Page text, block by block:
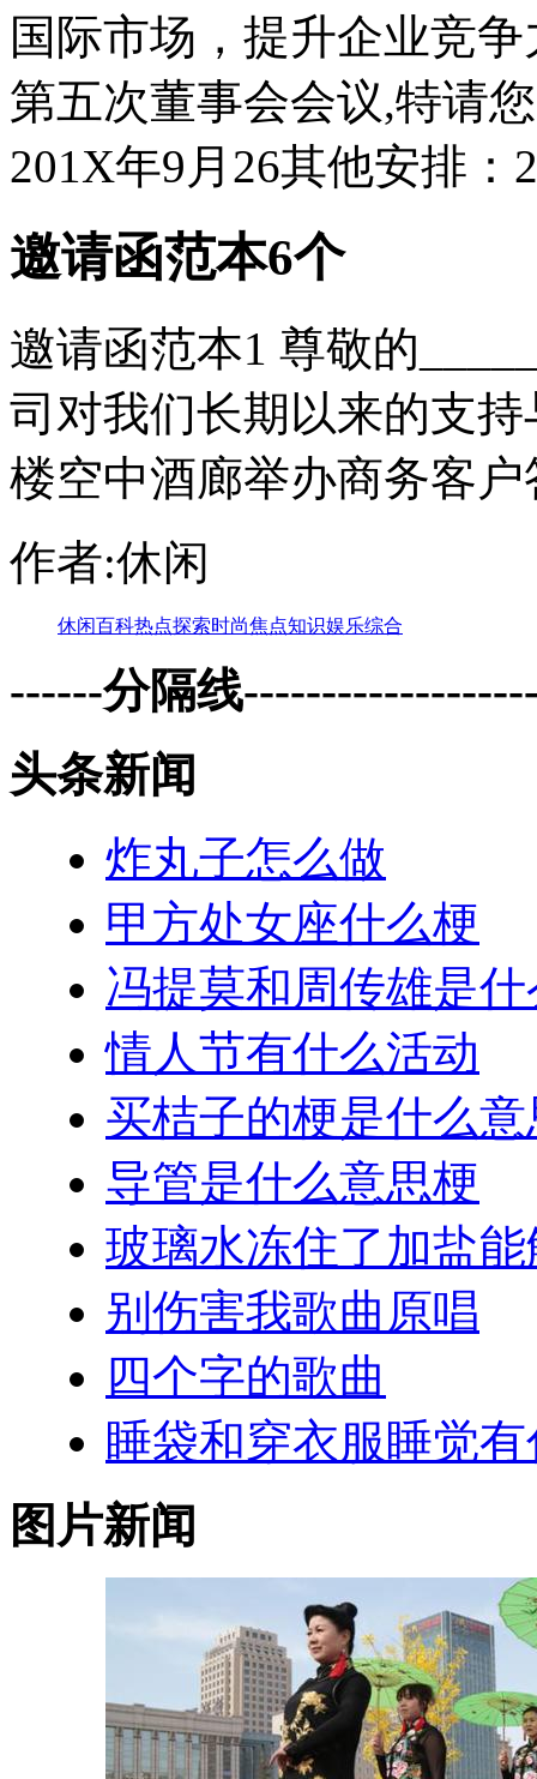
国际市场，提升企业竞
第五次董事会会议,特请
201X年9月26其他安排：
邀请函范本6个
邀请函范本1 尊敬的
司对我们长期以来的支
楼空中酒廊举办商务客
作者:休闲
休闲百科热点探索时尚焦点知识娱乐综合
------分隔线
头条新闻
炸丸子怎么做
甲方处女座什么梗
冯提莫和周传雄是
情人节有什么活动
买桔子的梗是什么意
导管是什么意思梗
玻璃水冻住了加盐
别伤害我歌曲原唱
四个字的歌曲
睡袋和穿衣服睡觉
图片新闻